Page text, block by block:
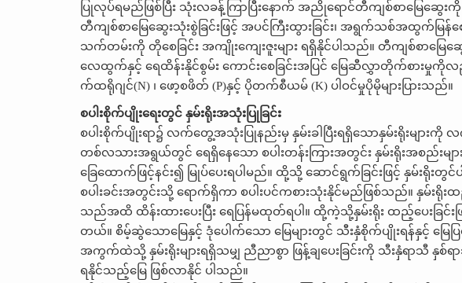
ပြုလုပ်ရမည်ဖြစ်ပြီး သုံးလခန့်ကြာပြီးနောက် အညိုရောင်တီကျစ်စာမြေဆွေး
တီကျစ်စာမြေဆွေးသုံးစွဲခြင်းဖြင့် အပင်ကြီးထွားခြင်း၊ အရွက်သစ်အထွက်မြန်
သက်တမ်းကို တိုစေခြင်း အကျိုးကျေးဇူးများ ရရှိနိုင်ပါသည်။ တီကျစ်စာမြ
လေထွက်နှင့် ရေထိန်းနိုင်စွမ်း ကောင်းစေခြင်းအပြင် မြေဆီလွှာတိုက်စားမှုကို
က်ထရိုဂျင်(N) ၊ ဖော့စဖိတ် (P)နှင့် ပိုတက်စီယမ် (K) ပါဝင်မှုပိုမိုများပြားသည်။
စပါးစိုက်ပျိုးရေးတွင် နှမ်းရိုးအသုံးပြုခြင်း
စပါးစိုက်ပျိုးရာ၌ လက်တွေ့အသုံးပြုနည်းမှ နှမ်းခါပြီးရရှိသောနှမ်းရိုးများ
တစ်လသားအရွယ်တွင် ရေရှိနေသော စပါးတန်းကြားအတွင်း နှမ်းရိုးအစည်းမျ
ခြေထောက်ဖြင့်နင်း၍ မြုပ်ပေးရပါမည်။ ထို့သို့ ဆောင်ရွက်ခြင်းဖြင့် နှမ်း
စပါးခင်းအတွင်းသို့ ရောက်ရှိကာ စပါးပင်ကစားသုံးနိုင်မည်ဖြစ်သည်။ နှမ်း
သည်အထိ ထိန်းထားပေးပြီး ရေပြန်မထုတ်ရပါ။ ထို့ကဲ့သို့နှမ်းရိုး ထည့်ပေးခြင်း
တယ်။ စိမ့်ဆွဲသောမြေနှင့် ဒုံပေါက်သော မြေများတွင် သီးနှံစိုက်ပျိုးရန်နှင့် မြ
အကွက်ထဲသို့ နှမ်းရိုးများရရှိသမျှ ညီညာစွာ ဖြန့်ချပေးခြင်းကို သီးနှံရာသီ
ရနိုင်သည့်မြေ ဖြစ်လာနိုင် ပါသည်။